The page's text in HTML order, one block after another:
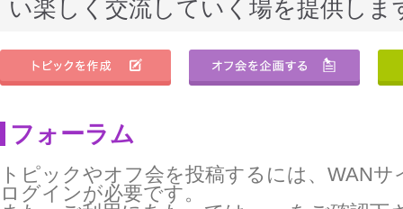
い楽しく交流していく場を提供しま
フォーラム
トピックやオフ会を投稿するには、WAN
ログインが必要です。